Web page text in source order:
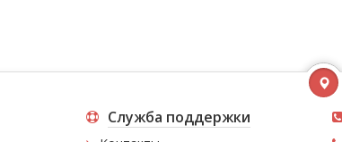
Служба поддержки